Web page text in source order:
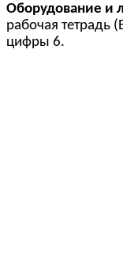
Оборудование и
рабочая тетрадь
цифры 6.